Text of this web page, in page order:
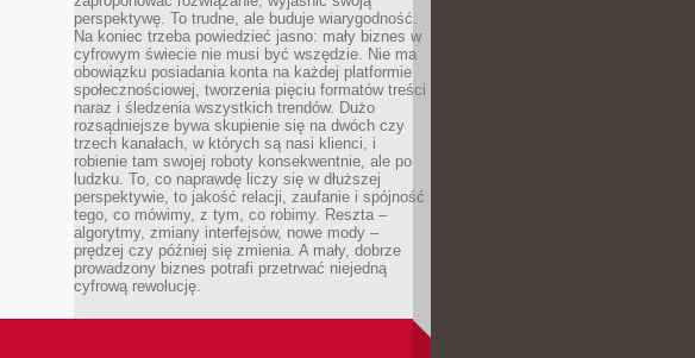
perspektywę. To trudne, ale buduje wiarygodność.
Na koniec trzeba powiedzieć jasno: mały biznes w
cyfrowym świecie nie musi być wszędzie. Nie ma
obowiązku posiadania konta na każdej platformie
społecznościowej, tworzenia pięciu formatów treści
naraz i śledzenia wszystkich trendów. Dużo
rozsądniejsze bywa skupienie się na dwóch czy
trzech kanałach, w których są nasi klienci, i
robienie tam swojej roboty konsekwentnie, ale po
ludzku. To, co naprawdę liczy się w dłuższej
perspektywie, to jakość relacji, zaufanie i spójność
tego, co mówimy, z tym, co robimy. Reszta –
algorytmy, zmiany interfejsów, nowe mody –
prędzej czy później się zmienia. A mały, dobrze
prowadzony biznes potrafi przetrwać niejedną
cyfrową rewolucję.